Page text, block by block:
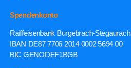
Spendenkonto
Raiffeisenbank Burgebrach-Stegaurach
IBAN DE87 7706 2014 0002 5694 00
BIC GENODEF1BGB